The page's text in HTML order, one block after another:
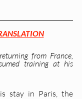
training at his
stay in Paris, the